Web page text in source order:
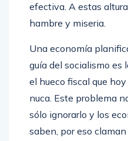
efectiva. A estas
hambre y miseria.
Una economía
guía del socialismo es
el hueco fiscal que
nuca. Este problema
sólo ignorarlo y los
saben, por eso